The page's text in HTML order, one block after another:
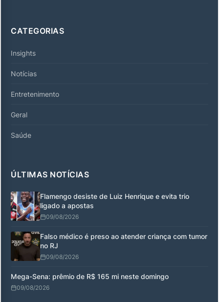
CATEGORIAS
Insights
Notícias
Entretenimento
Geral
Saúde
ÚLTIMAS NOTÍCIAS
Flamengo desiste de Luiz Henrique e evita trio
ligado a apostas
09/08/2026
Falso médico é preso ao atender criança com tumor
no RJ
09/08/2026
Mega-Sena: prêmio de R$ 165 mi neste domingo
09/08/2026